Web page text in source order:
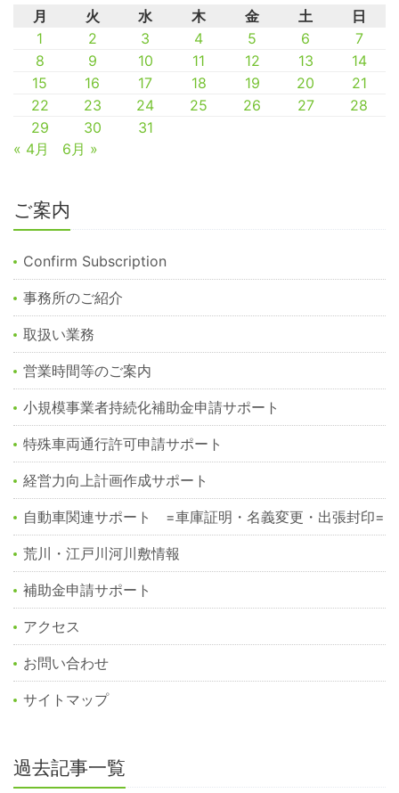
月
火 水 木 金 土
日
1
2 3 4 5 6
7
8
9 10 11 12 13
14
15
16 17 18 19 20
21
22
23 24 25 26 27
28
29
30
31
« 4月
6月 »
ご案内
Confirm Subscription
事務所のご紹介
取扱い業務
営業時間等のご案内
小規模事業者持続化補助金申請サポート
特殊車両通行許可申請サポート
経営力向上計画作成サポート
自動車関連サポート =車庫証明・名義変更・出張封印=
荒川・江戸川河川敷情報
補助金申請サポート
アクセス
お問い合わせ
サイトマップ
過去記事一覧